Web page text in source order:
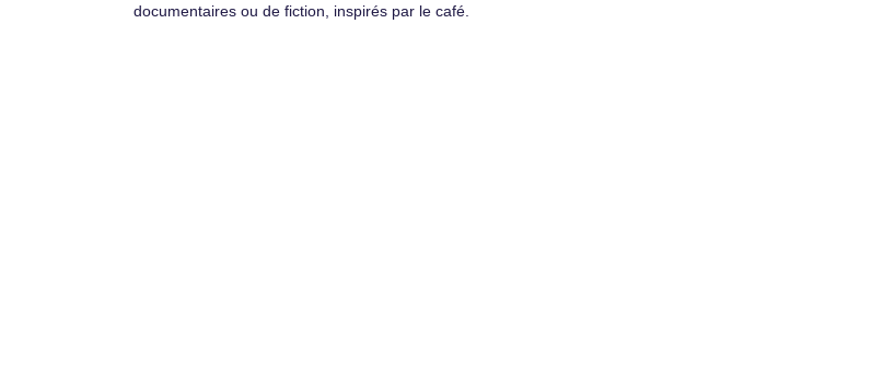
documentaires ou de fiction, inspirés par le café.